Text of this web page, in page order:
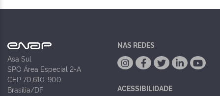
Asa Sul
SPO Área Especial 2-A
CEP 70.610-900
Brasília/DF
NAS REDES
ACESSIBILIDADE